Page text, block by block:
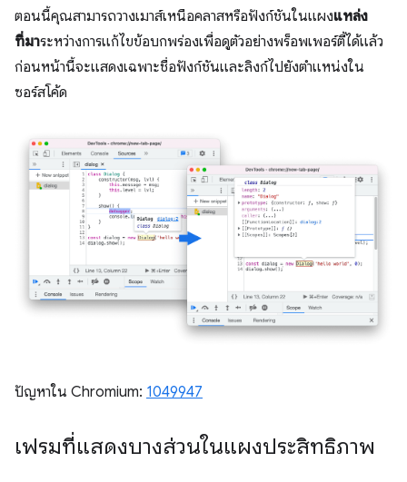
ตอนนี้คุณสามารถวางเมาส์เหนือคลาสหรือฟังก์ชันในแผงแหล่ง
ที่มาระหว่างการแก้ไขข้อบกพร่องเพื่อดูตัวอย่างพร็อพเพอร์ตี้ได้แล้ว
ก่อนหน้านี้จะแสดงเฉพาะชื่อฟังก์ชันและลิงก์ไปยังตำแหน่งใน
ซอร์สโค้ด
ปัญหาใน Chromium: 1049947
เฟรมที่แสดงบางส่วนในแผงประสิทธิภาพ